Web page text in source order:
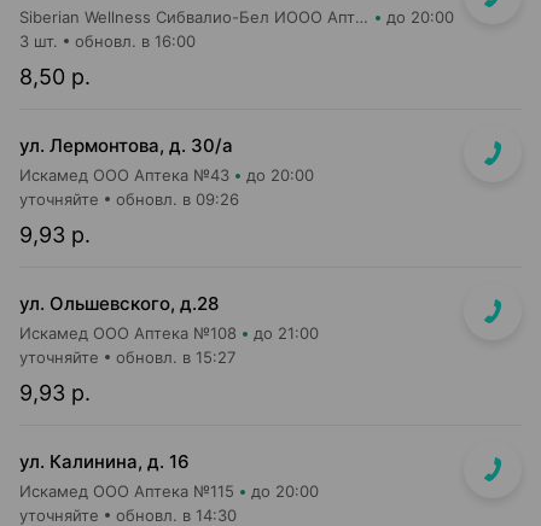
Siberian Wellness Сибвалио-Бел ИООО Аптека №1 до 20:00
8,50 р.
3 шт. обновл. в 16:00
ул. Лермонтова, д. 30/а
Искамед ООО Аптека №43 до 20:00
9,93 р.
уточняйте обновл. в 09:26
ул. Ольшевского, д.28
Искамед ООО Аптека №108 до 21:00
9,93 р.
уточняйте обновл. в 15:27
ул. Калинина, д. 16
Искамед ООО Аптека №115 до 20:00
уточняйте обновл. в 14:30